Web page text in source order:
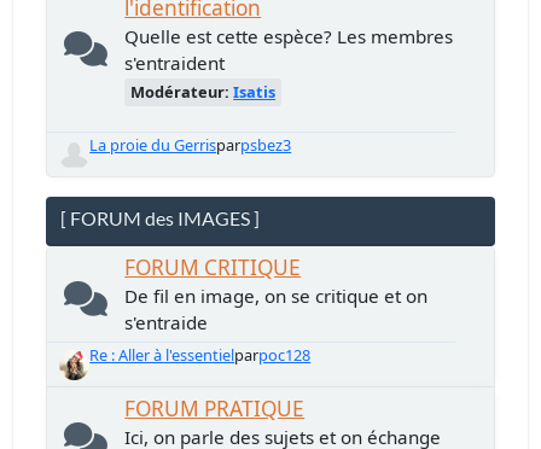
l'identification
Quelle est cette espèce? Les membres
s'entraident
Modérateur:Isatis
La proie du Gerrisparpsbez3
[ FORUM des IMAGES ]
FORUM CRITIQUE
De fil en image, on se critique et on
s'entraide
Re : Aller à l'essentielparpoc128
FORUM PRATIQUE
Ici, on parle des sujets et on échange